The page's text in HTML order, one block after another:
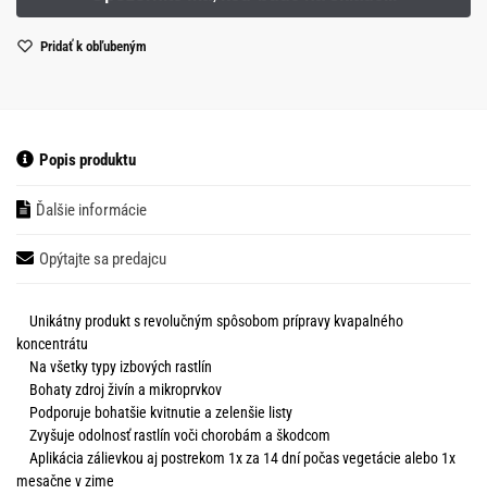
Pridať k obľubeným
Popis produktu
Ďalšie informácie
Opýtajte sa predajcu
Unikátny produkt s revolučným spôsobom prípravy kvapalného
koncentrátu
Na všetky typy izbových rastlín
Bohaty zdroj živín a mikroprvkov
Podporuje bohatšie kvitnutie a zelenšie listy
Zvyšuje odolnosť rastlín voči chorobám a škodcom
Aplikácia zálievkou aj postrekom 1x za 14 dní počas vegetácie alebo 1x
mesačne v zime